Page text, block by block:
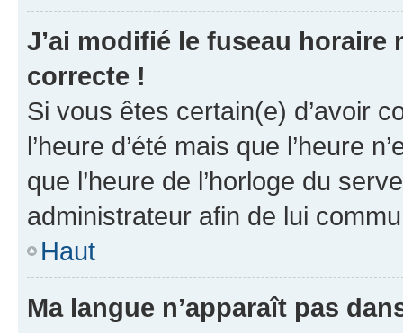
J’ai modifié le fuseau horaire
correcte !
Si vous êtes certain(e) d’avoir
l’heure d’été mais que l’heure
que l’heure de l’horloge du
administrateur afin de lui
Haut
Ma langue n’apparaît pas